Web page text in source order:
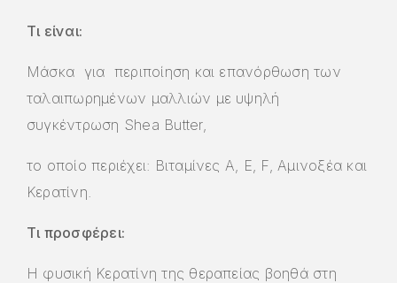
Τι είναι:
Μάσκα για περιποίηση και επανόρθωση των
ταλαιπωρημένων μαλλιών με υψηλή
συγκέντρωση Shea Butter,
το οποίο περιέχει: Βιταμίνες A, E, F, Αμινοξέα και
Κερατίνη.
Τι προσφέρει:
Η φυσική Κερατίνη της θεραπείας βοηθά στη